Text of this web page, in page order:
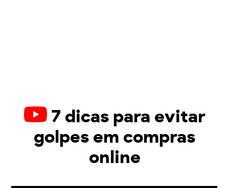
7 dicas para evitar
golpes em compras
online